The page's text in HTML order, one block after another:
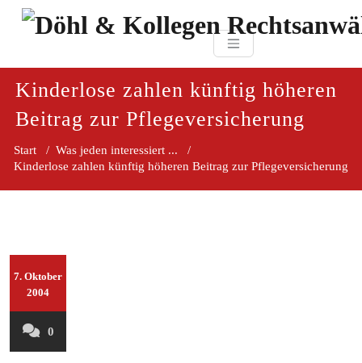
Zum
Döhl & Kollegen
Kinderlose zahlen künftig höheren
Beitrag zur Pflegeversicherung
Start / Was jeden interessiert ... /
Kinderlose zahlen künftig höheren Beitrag zur Pflegeversicherung
7. Oktober
2004
0